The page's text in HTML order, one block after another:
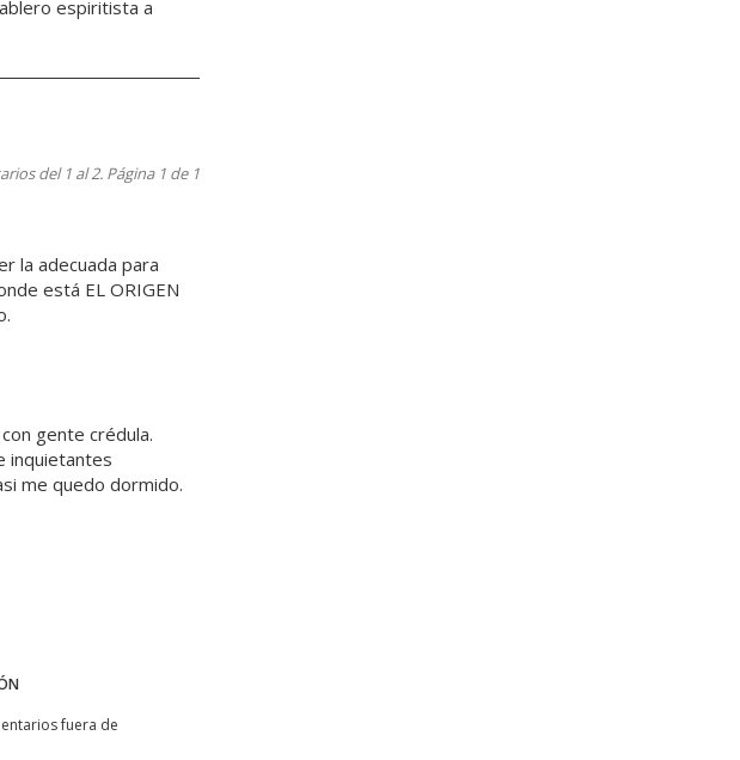
espiritista a
del 1 al 2. Página 1 de 1
la adecuada para
está EL ORIGEN
gente crédula.
inquietantes
me quedo dormido.
fuera de